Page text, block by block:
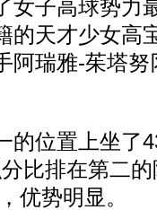
子高球势力
的天才少女高
阿瑞雅-茱塔
位置上坐了
比排在第二
优势明显。